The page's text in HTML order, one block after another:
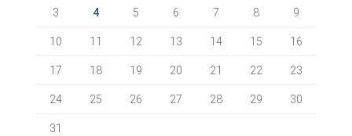
3 4 5 6 7 8 9
10 11 12 13 14 15 16
17 18 19 20 21 22 23
24 25 26 27 28 29 30
31